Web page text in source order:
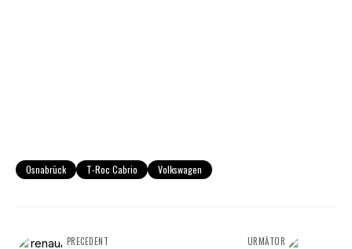
Osnabrück T-Roc Cabrio Volkswagen
PRECEDENT URMĂTOR